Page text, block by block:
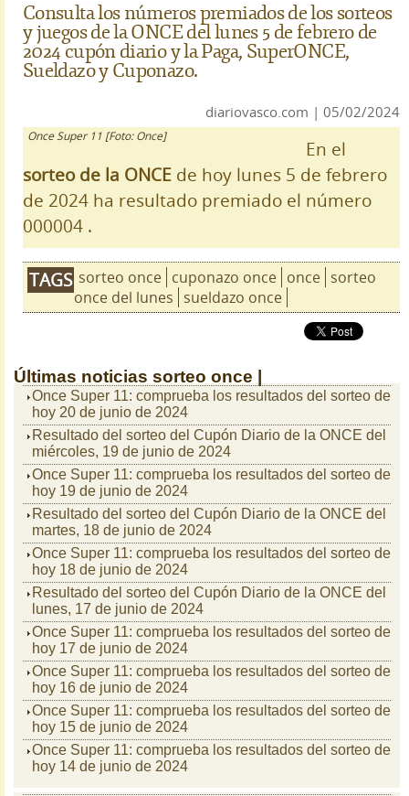
Consulta los números premiados de los sorteos
y juegos de la ONCE del lunes 5 de febrero de
2024 cupón diario y la Paga, SuperONCE,
Sueldazo y Cuponazo.
diariovasco.com | 05/02/2024
Once Super 11 [Foto: Once]
En el
sorteo de la ONCE de hoy lunes 5 de febrero
de 2024 ha resultado premiado el número
000004 .
TAGS sorteo once cuponazo once once sorteo
once del lunes sueldazo once
Últimas noticias sorteo once |
Once Super 11: comprueba los resultados del sorteo de
hoy 20 de junio de 2024
Resultado del sorteo del Cupón Diario de la ONCE del
miércoles, 19 de junio de 2024
Once Super 11: comprueba los resultados del sorteo de
hoy 19 de junio de 2024
Resultado del sorteo del Cupón Diario de la ONCE del
martes, 18 de junio de 2024
Once Super 11: comprueba los resultados del sorteo de
hoy 18 de junio de 2024
Resultado del sorteo del Cupón Diario de la ONCE del
lunes, 17 de junio de 2024
Once Super 11: comprueba los resultados del sorteo de
hoy 17 de junio de 2024
Once Super 11: comprueba los resultados del sorteo de
hoy 16 de junio de 2024
Once Super 11: comprueba los resultados del sorteo de
hoy 15 de junio de 2024
Once Super 11: comprueba los resultados del sorteo de
hoy 14 de junio de 2024